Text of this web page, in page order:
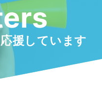
援しています